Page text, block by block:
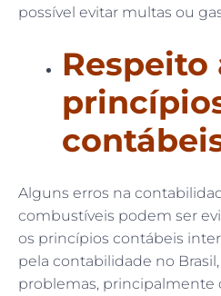
possível evitar multas ou
Respeito
Alguns erros na
combustíveis podem ser
os princípios contábeis
pela contabilidade no
problemas, principalmente